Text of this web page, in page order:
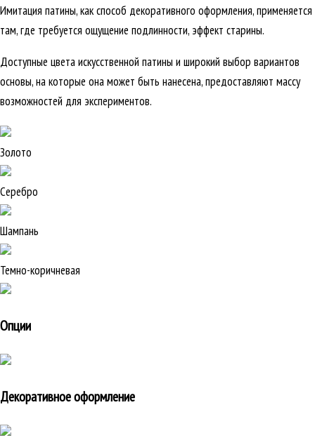
Имитация патины, как способ декоративного оформления, применяется
там, где требуется ощущение подлинности, эффект старины.
Доступные цвета искусственной патины и широкий выбор вариантов
основы, на которые она может быть нанесена, предоставляют массу
возможностей для экспериментов.
Золото
Серебро
Шампань
Темно-коричневая
Опции
Декоративное оформление